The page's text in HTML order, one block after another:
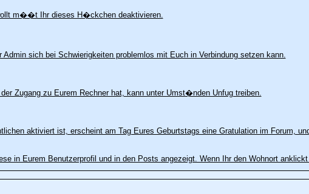
m��t Ihr dieses H�ckchen deaktivieren.
sich bei Schwierigkeiten problemlos mit Euch in Verbindung setzen kann.
Zugang zu Eurem Rechner hat, kann unter Umst�nden Unfug treiben.
aktiviert ist, erscheint am Tag Eures Geburtstags eine Gratulation im Forum,
in Eurem Benutzerprofil und in den Posts angezeigt. Wenn Ihr den Wohnort